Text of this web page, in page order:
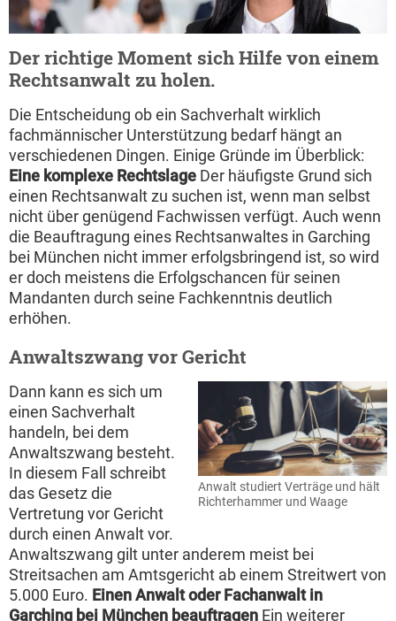
Der richtige Moment sich Hilfe von einem
Rechtsanwalt zu holen.
Die Entscheidung ob ein Sachverhalt wirklich
fachmännischer Unterstützung bedarf hängt an
verschiedenen Dingen. Einige Gründe im Überblick:
Eine komplexe Rechtslage Der häufigste Grund sich
einen Rechtsanwalt zu suchen ist, wenn man selbst
nicht über genügend Fachwissen verfügt. Auch wenn
die Beauftragung eines Rechtsanwaltes in Garching
bei München nicht immer erfolgsbringend ist, so wird
er doch meistens die Erfolgschancen für seinen
Mandanten durch seine Fachkenntnis deutlich
erhöhen.
Anwaltszwang vor Gericht
Anwalt studiert Verträge und hält
Richterhammer und Waage
Dann kann es sich um
einen Sachverhalt
handeln, bei dem
Anwaltszwang besteht.
In diesem Fall schreibt
das Gesetz die
Vertretung vor Gericht
durch einen Anwalt vor.
Anwaltszwang gilt unter anderem meist bei
Streitsachen am Amtsgericht ab einem Streitwert von
5.000 Euro. Einen Anwalt oder Fachanwalt in
Garching bei München beauftragen Ein weiterer